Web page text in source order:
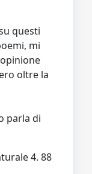
questi
mi
oltre la
parla di
4. 88